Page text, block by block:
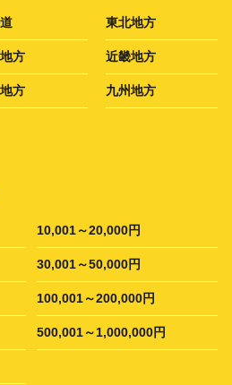
東北地方
方 近畿地方
方 九州地方
10,001～20,000円
30,001～50,000円
100,001～200,000円
500,001～1,000,000円